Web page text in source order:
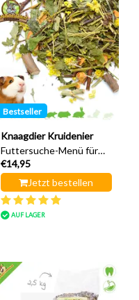
Bestseller
Knaagdier Kruidenier
Futtersuche-Menü für
Meerschweinchen (400
Gramm)
€14,95
Jetzt bestellen
AUF LAGER